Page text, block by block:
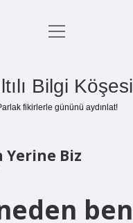
Anasayfa
Yasal Uyarı
menüyü
Bilgi Köşesi
fikirlerle gününü aydınlat!
Yerine Biz
ben